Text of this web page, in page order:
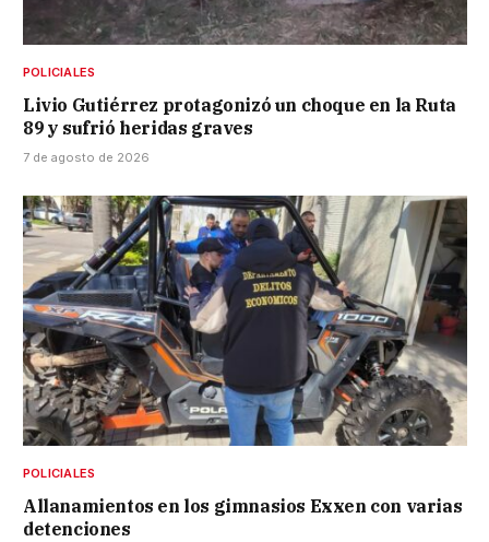
POLICIALES
Livio Gutiérrez protagonizó un choque en la Ruta
89 y sufrió heridas graves
7 de agosto de 2026
POLICIALES
Allanamientos en los gimnasios Exxen con varias
detenciones